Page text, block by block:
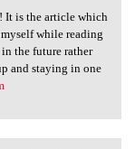
is!!
It is the article which
while reading
the future rather
and staying in one